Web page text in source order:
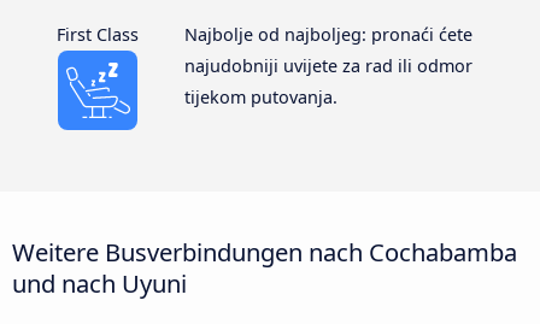
First Class
Najbolje od najboljeg: pronaći ćete
najudobniji uvijete za rad ili odmor
tijekom putovanja.
Weitere Busverbindungen nach Cochabamba
und nach Uyuni